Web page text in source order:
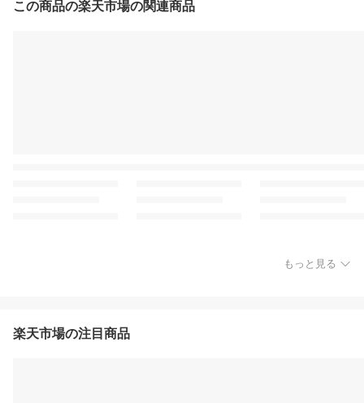
この商品の楽天市場の関連商品
もっと見る
楽天市場の注目商品